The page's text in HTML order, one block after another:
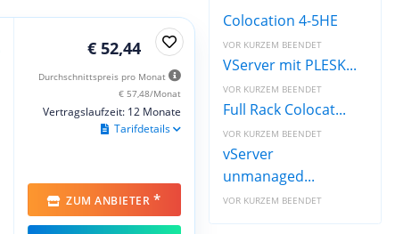
€ 52,44
Durchschnittspreis pro Monat
€ 57,48/Monat
Vertragslaufzeit: 12 Monate
Tarifdetails
ZUM ANBIETER *
Colocation 4-5HE
VOR KURZEM BEENDET
VServer mit PLESK...
VOR KURZEM BEENDET
Full Rack Colocat...
VOR KURZEM BEENDET
vServer
unmanaged...
VOR KURZEM BEENDET